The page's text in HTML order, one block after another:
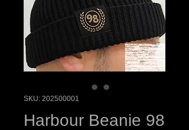
SKU: 202500001
Harbour Beanie 98